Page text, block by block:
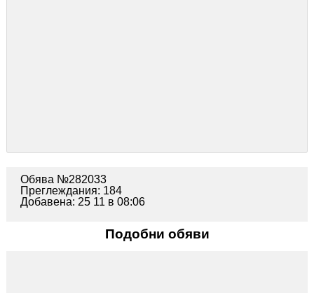
Обява №282033
Преглеждания: 184
Добавена: 25 11 в 08:06
Подобни обяви